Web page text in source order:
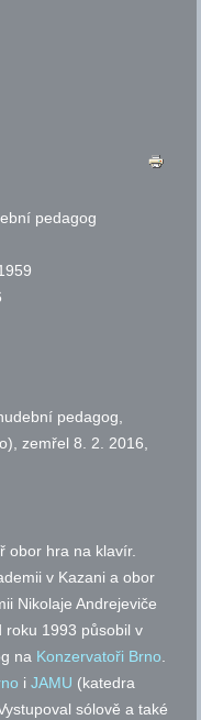
pedagog
pedagog,
zemřel 8. 2. 2016,
obor hra na klavír.
v Kazani a obor
Nikolaje Andrejeviče
roku 1993 působil v
na Konzervatoři Brno.
iJAMU (katedra
sólově a také